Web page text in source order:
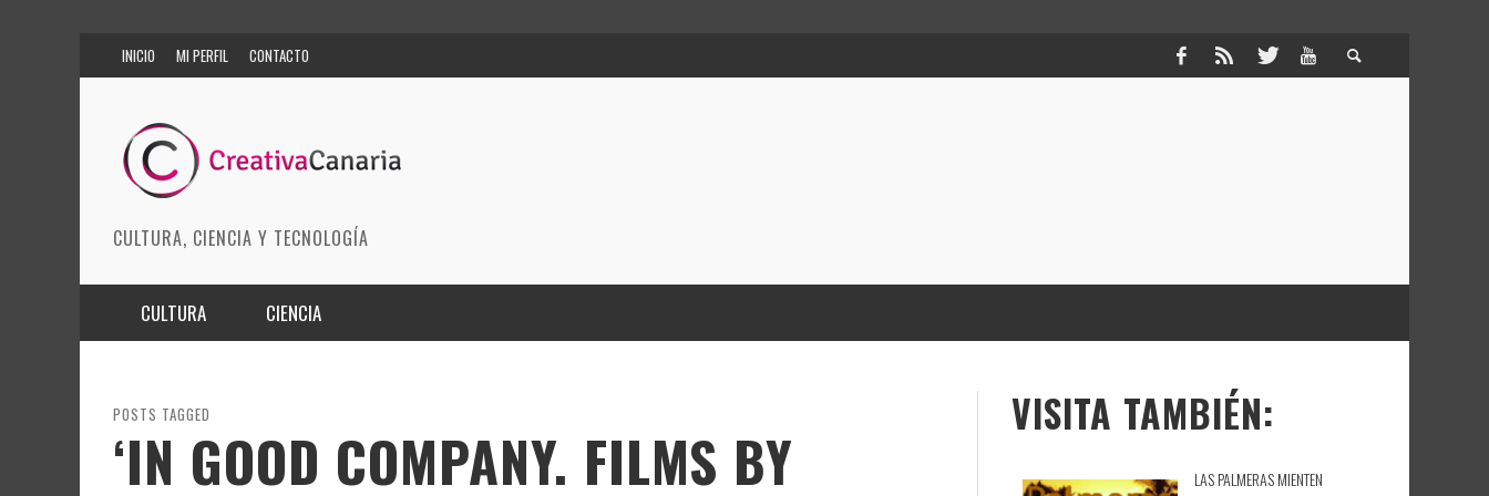
INICIO MI PERFIL CONTACTO
CULTURA, CIENCIA Y TECNOLOGÍA
CULTURA
ARTES ESCÉNICAS
MODA
CIENCIA
INNOVACIÓN
CIENCIAS DE LA TIERRA
POSTS TAGGED
‘IN GOOD COMPANY. FILMS BY
VISITA TAMBIÉN:
LAS PALMERAS MIENTEN